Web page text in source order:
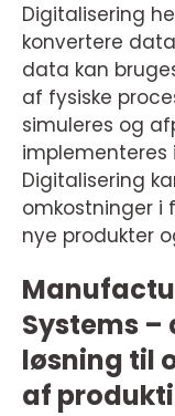
Digitalisering
konvertere
data kan
af fysiske
simuleres og
implementeres
Digitalisering
omkostninger i
nye produkter
Systems
løsning til
af